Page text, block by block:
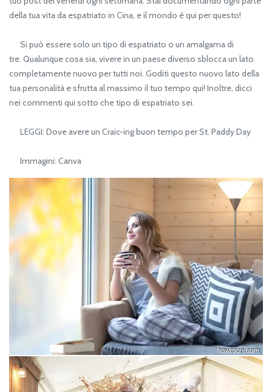
della tua vita da espatriato in Cina, e il mondo è qui per questo!
Si può essere solo un tipo di espatriato o un amalgama di
tre. Qualunque cosa sia, vivere in un paese diverso sblocca un lato
completamente nuovo per tutti noi. Goditi questo nuovo lato della
tua personalità e sfrutta al massimo il tuo tempo qui! Inoltre, dicci
nei commenti qui sotto che tipo di espatriato sei.
LEGGI: Dove avere un Craic-ing buon tempo per St. Paddy Day
Immagini: Canva